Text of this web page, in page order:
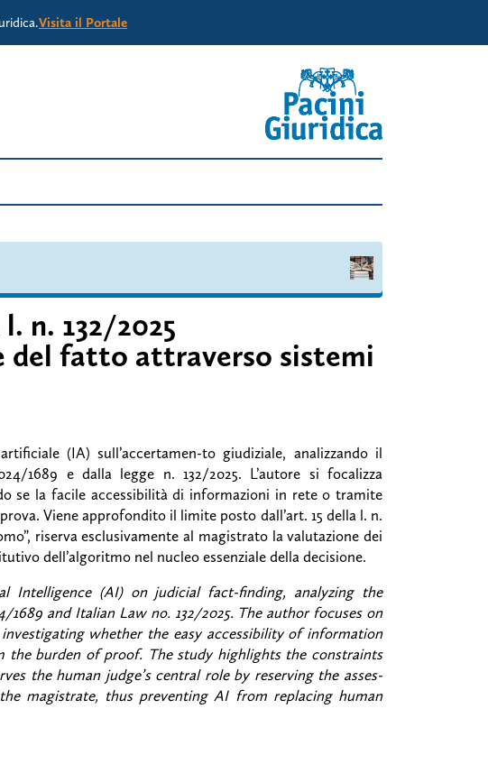
Visita il Portale
n. 132/2025
del fatto attraverso sistemi
(IA) sull’accertamen-to giudiziale, analizzando il
1689 e dalla legge n. 132/2025. L’autore si focalizza
se la facile accessibilità di informazioni in rete o tramite
Viene approfondito il limite posto dall’art. 15 della l. n.
riserva esclusivamente al magistrato la valutazione dei
dell’algoritmo nel nucleo essenziale della decisione.
Intelligence (AI) on judicial fact-finding, analyzing the
and Italian Law no. 132/2025. The author focuses on
whether the easy accessibility of information
burden of proof. The study highlights the constraints
the human judge’s central role by reserving the asses-
magistrate, thus preventing AI from replacing human